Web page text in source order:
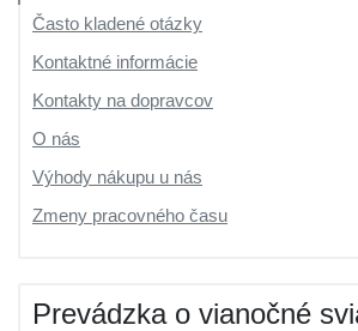
Často kladené otázky
Kontaktné informácie
Kontakty na dopravcov
O nás
Výhody nákupu u nás
Zmeny pracovného času
Prevádzka o vianočné